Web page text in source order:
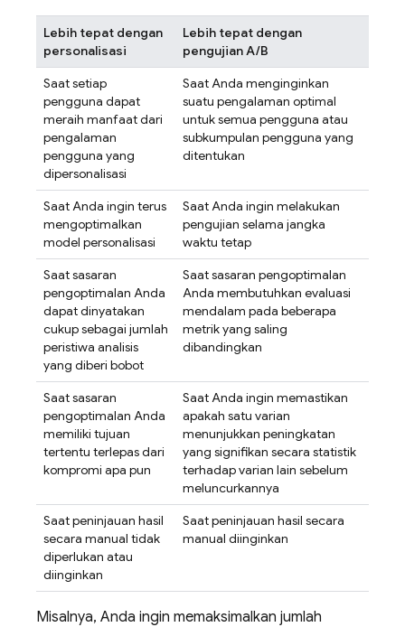
Lebih tepat dengan
personalisasi
Lebih tepat dengan
pengujian A/B
Saat setiap
pengguna dapat
meraih manfaat dari
pengalaman
pengguna yang
dipersonalisasi
Saat Anda menginginkan
suatu pengalaman optimal
untuk semua pengguna atau
subkumpulan pengguna yang
ditentukan
Saat Anda ingin terus
mengoptimalkan
model personalisasi
Saat Anda ingin melakukan
pengujian selama jangka
waktu tetap
Saat sasaran
pengoptimalan Anda
dapat dinyatakan
cukup sebagai jumlah
peristiwa analisis
yang diberi bobot
Saat sasaran pengoptimalan
Anda membutuhkan evaluasi
mendalam pada beberapa
metrik yang saling
dibandingkan
Saat sasaran
pengoptimalan Anda
memiliki tujuan
tertentu terlepas dari
kompromi apa pun
Saat Anda ingin memastikan
apakah satu varian
menunjukkan peningkatan
yang signifikan secara statistik
terhadap varian lain sebelum
meluncurkannya
Saat peninjauan hasil
secara manual tidak
diperlukan atau
diinginkan
Saat peninjauan hasil secara
manual diinginkan
Misalnya, Anda ingin memaksimalkan jumlah